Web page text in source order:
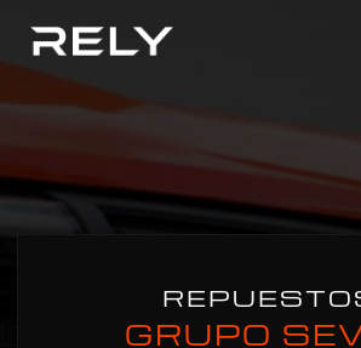
main
GRUPO